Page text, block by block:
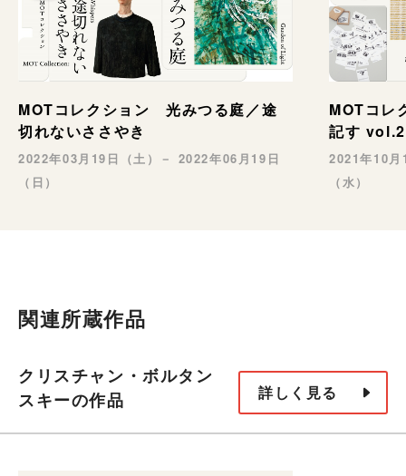
2006
MOTコレクション あなたのい
るところ／コラージュの世界
2007
MOTコレクション 1940ー80
年代の美術 闇の中で in the
2010
MOTコレクション Plastic
2015-16
藤隆之 《without records –
mot ver. 2015》
MOTコレクション 光みつる庭／途
切れないささやき
2022年03月19日（土）－ 2022年06月19日
（日）
MOTコ
記す vol.2
2021年10
（水）
関連所蔵作品
クリスチャン・ボルタン
スキーの作品
詳しく見る